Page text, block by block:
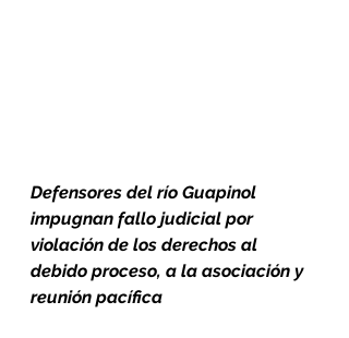
Defensores del río Guapinol
impugnan fallo judicial por
violación de los derechos al
debido proceso, a la asociación y
reunión pacífica